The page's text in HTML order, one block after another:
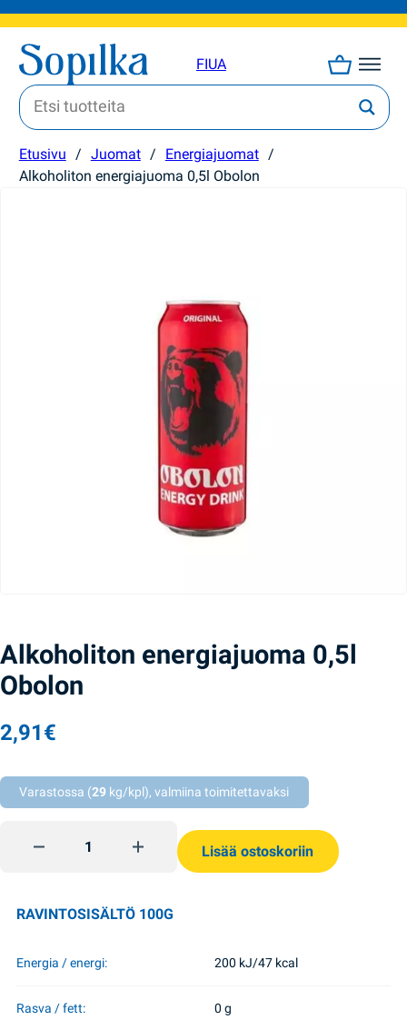
FIUA
Etusivu / Juomat / Energiajuomat /
Alkoholiton energiajuoma 0,5l Obolon
Alkoholiton energiajuoma 0,5l
Obolon
2,91€
Varastossa (29 kg/kpl), valmiina toimitettavaksi
Alkoholiton energiajuoma 0,5l Obolon quantity
Lisää ostoskoriin
RAVINTOSISÄLTÖ 100G
Energia / energi: 200 kJ/47 kcal
Rasva / fett: 0 g